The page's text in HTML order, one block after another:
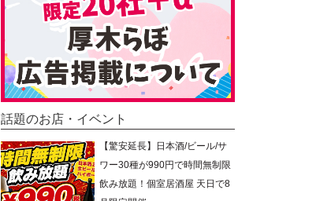
話題のお店・イベント
【驚安延長】日本酒/ビール/サ
ワー30種が990円で時間無制限
飲み放題！個室居酒屋 天日で8